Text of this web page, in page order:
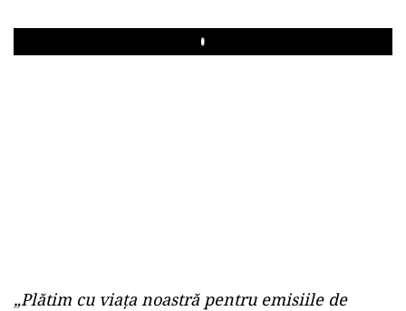
Play
„Plătim cu viața noastră pentru emisiile de